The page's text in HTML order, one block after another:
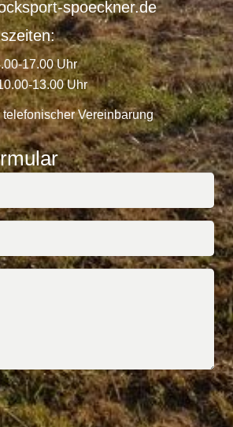
spoeckner.de
17.00 Uhr
13.00 Uhr
Vereinbarung